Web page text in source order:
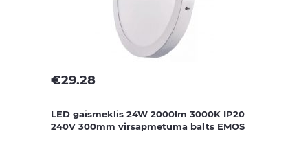
€29.28
LED gaismeklis 24W 2000lm 3000K IP20
240V 300mm virsapmetuma balts EMOS